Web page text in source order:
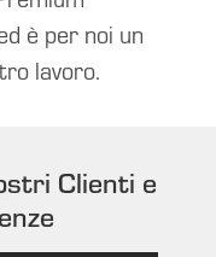
è per noi un
lavoro.
Clienti e